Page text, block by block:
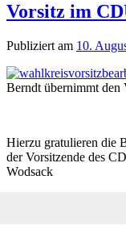
Vorsitz im
Publiziert am 10.
Berndt übernimmt den
Hierzu gratulieren die
der Vorsitzende des
Wodsack